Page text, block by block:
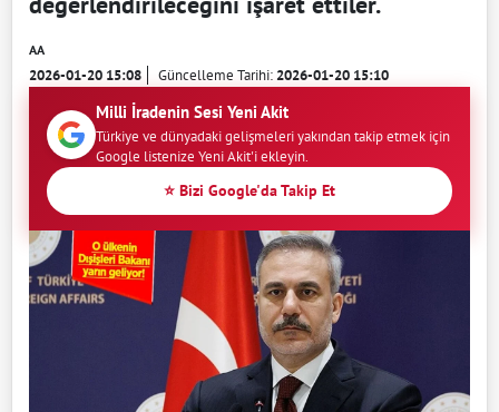
AA
2026-01-20 15:08 Güncelleme Tarihi:2026-01-20 15:10
Milli İradenin Sesi Yeni Akit
Türkiye ve dünyadaki gelişmeleri yakından takip etmek için
Google listenize Yeni Akit'i ekleyin.
⭐ Bizi Google'da Takip Et